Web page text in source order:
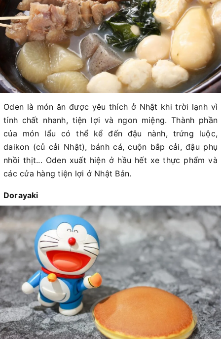
Oden là món ăn được yêu thích ở Nhật khi trời lạnh vì
tính chất nhanh, tiện lợi và ngon miệng. Thành phần
của món lẩu có thể kể đến đậu nành, trứng luộc,
daikon (củ cải Nhật), bánh cá, cuộn bắp cải, đậu phụ
nhồi thịt... Oden xuất hiện ở hầu hết xe thực phẩm và
các cửa hàng tiện lợi ở Nhật Bản.
Dorayaki